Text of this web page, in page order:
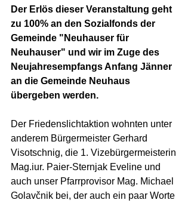
Der Erlös dieser Veranstaltung geht
zu 100% an den Sozialfonds der
Gemeinde "Neuhauser für
Neuhauser" und wir im Zuge des
Neujahresempfangs Anfang Jänner
an die Gemeinde Neuhaus
übergeben werden.
Der Friedenslichtaktion wohnten unter
anderem Bürgermeister Gerhard
Visotschnig, die 1. Vizebürgermeisterin
Mag.iur. Paier-Sternjak Eveline und
auch unser Pfarrprovisor Mag. Michael
Golavčnik bei, der auch ein paar Worte